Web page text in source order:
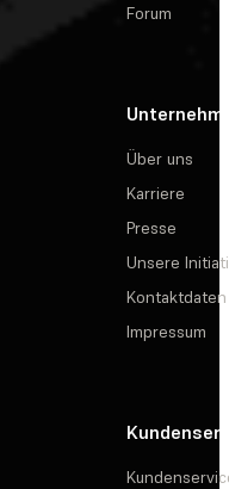
Forum
Über uns
Karriere
Presse
Unsere
Kontaktdaten
Impressum